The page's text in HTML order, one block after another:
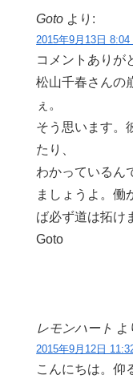
Goto より:
2015年9月13日 8:04
コメントありが
松山千春さんの
ぇ。
そう思います。
たり、
わかっているん
ましょうよ。働
ば必ず道は拓け
Goto
レモンハート よ
2015年9月12日
こんにちは。仰